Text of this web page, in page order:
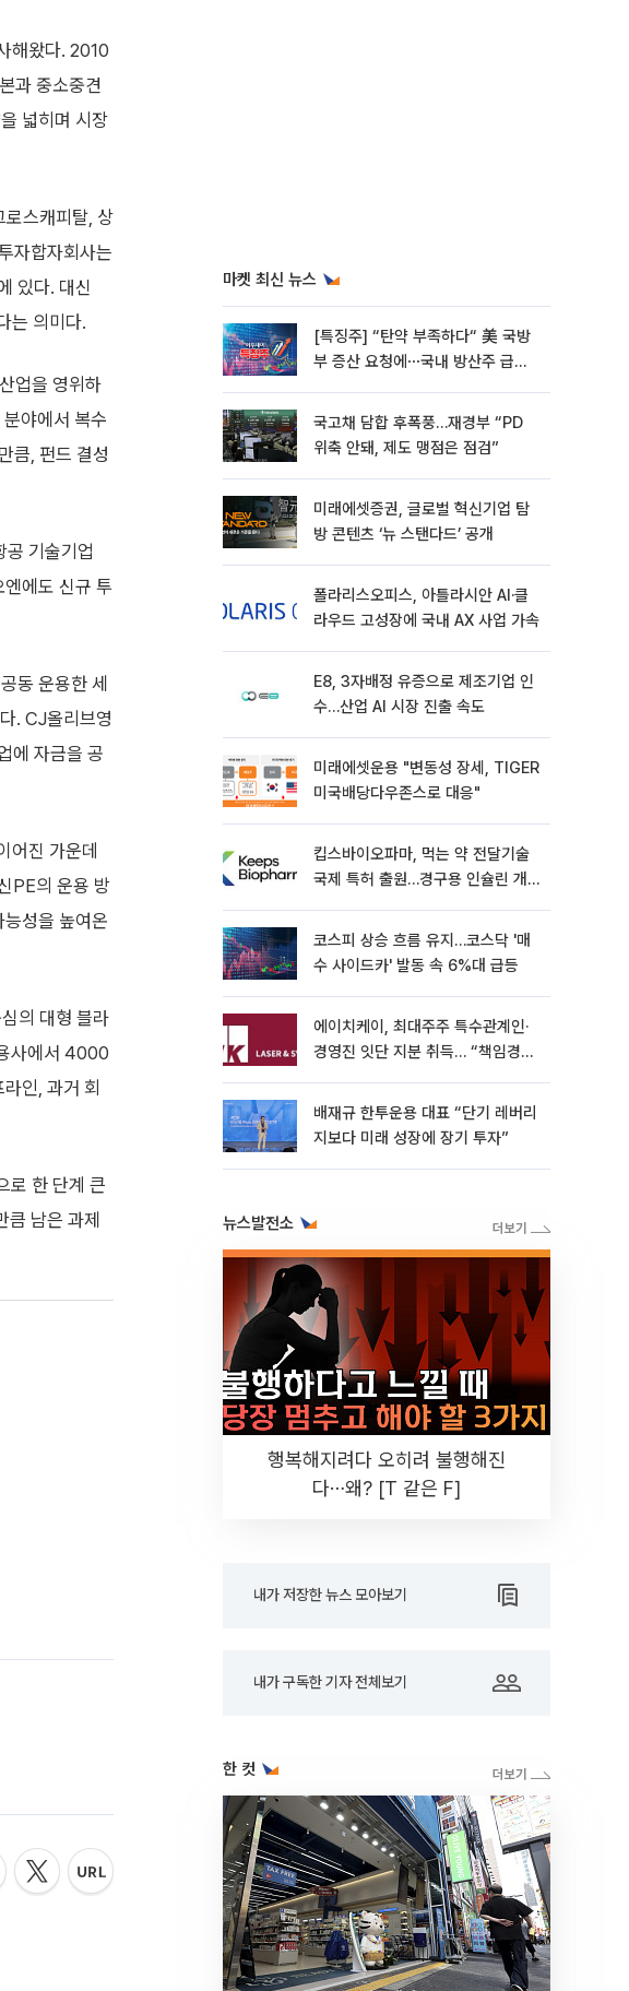
해왔다. 2010
과 중소중견
넓히며 시장
스캐피탈, 상
자합자회사는
있다. 대신
는 의미다.
업을 영위하
야에서 복수
큼, 펀드 결성
공 기술기업
에도 신규 투
동 운용한 세
. CJ올리브영
에 자금을 공
어진 가운데
PE의 운용 방
성을 높여온
의 대형 블라
사에서 4000
인, 과거 회
로 한 단계 큰
남은 과제
마켓 최신 뉴스
[특징주] “탄약 부족하다“ 美 국방
부 증산 요청에⋯국내 방산주 급등
국고채 담합 후폭풍…재경부 “PD
위축 안돼, 제도 맹점은 점검”
미래에셋증권, 글로벌 혁신기업 탐
방 콘텐츠 ‘뉴 스탠다드’ 공개
폴라리스오피스, 아틀라시안 AI·클
라우드 고성장에 국내 AX 사업 가속
E8, 3자배정 유증으로 제조기업 인
수…산업 AI 시장 진출 속도
미래에셋운용 "변동성 장세, TIGER
미국배당다우존스로 대응"
킵스바이오파마, 먹는 약 전달기술
국제 특허 출원…경구용 인슐린 개
코스피 상승 흐름 유지…코스닥 '매
수 사이드카' 발동 속 6%대 급등
에이치케이, 최대주주 특수관계인·
경영진 잇단 지분 취득… “책임경영
배재규 한투운용 대표 “단기 레버리
지보다 미래 성장에 장기 투자”
뉴스발전소
행복해지려다 오히려 불행해진
다⋯왜? [T 같은 F]
내가 저장한 뉴스 모아보기
내가 구독한 기자 전체보기
한 컷